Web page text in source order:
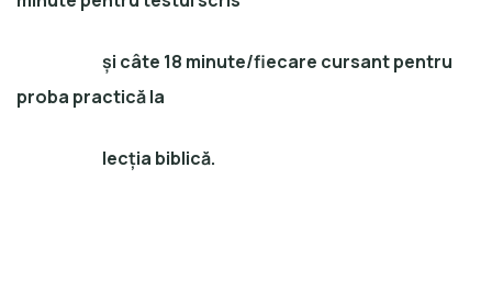
și câte 18 minute/fiecare cursant pentru
proba practică la
lecția biblică.